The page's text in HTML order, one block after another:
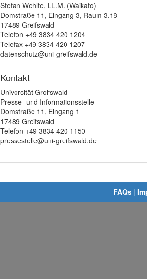
Stefan Wehlte, LL.M. (Waikato)
Domstraße 11, Eingang 3, Raum 3.18
17489 Greifswald
Telefon +49 3834 420 1204
Telefax +49 3834 420 1207
datenschutz@uni-greifswald.de
Kontakt
Universität Greifswald
Presse- und Informationsstelle
Domstraße 11, Eingang 1
17489 Greifswald
Telefon +49 3834 420 1150
pressestelle@uni-greifswald.de
FAQs |